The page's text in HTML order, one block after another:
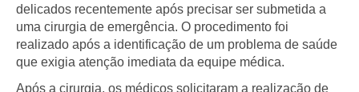
delicados recentemente após precisar ser submetida a
uma cirurgia de emergência. O procedimento foi
realizado após a identificação de um problema de saúde
que exigia atenção imediata da equipe médica.
Após a cirurgia, os médicos solicitaram a realização de